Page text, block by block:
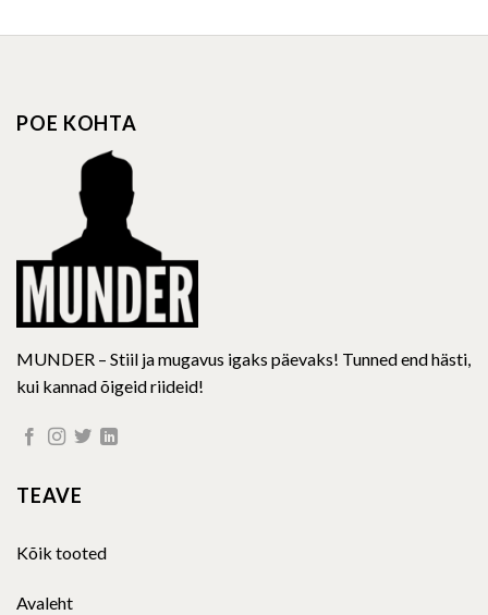
multiple
may
chosen
on
the
product
page
POE KOHTA
MUNDER – Stiil ja mugavus igaks päevaks! Tunned end hästi,
kui kannad õigeid riideid!
TEAVE
Kõik tooted
Avaleht